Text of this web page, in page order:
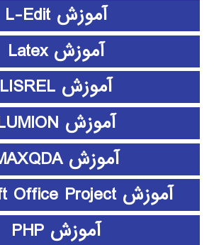
آموزش L-Edit
آموزش Latex
آموزش LISREL
آموزش LUMION
آموزش MAXQDA
آموزش Microsoft Office Project
آموزش PHP